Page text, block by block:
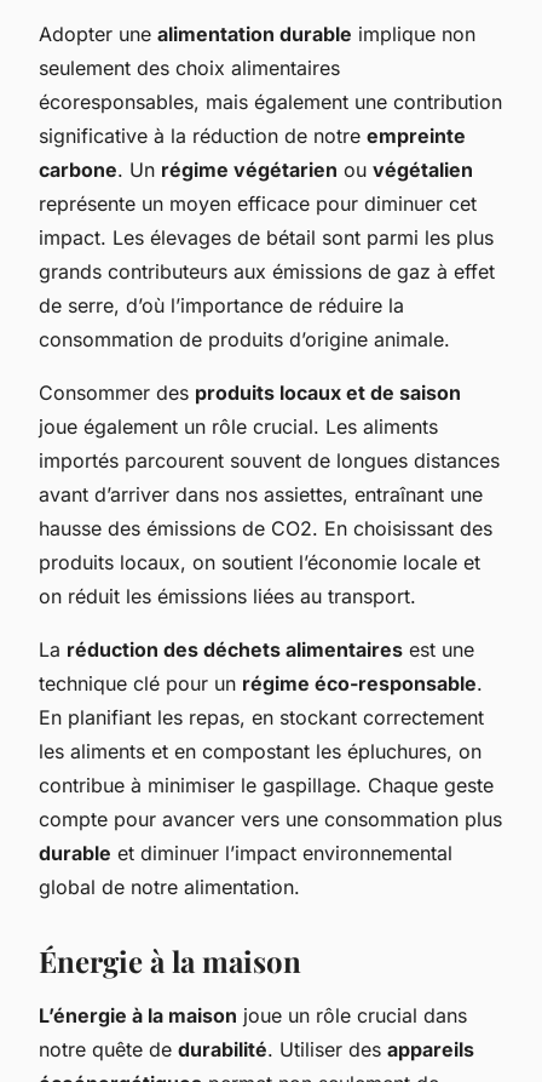
Adopter une alimentation durable implique non
seulement des choix alimentaires
écoresponsables, mais également une contribution
significative à la réduction de notre empreinte
carbone. Un régime végétarien ou végétalien
représente un moyen efficace pour diminuer cet
impact. Les élevages de bétail sont parmi les plus
grands contributeurs aux émissions de gaz à effet
de serre, d’où l’importance de réduire la
consommation de produits d’origine animale.
Consommer des produits locaux et de saison
joue également un rôle crucial. Les aliments
importés parcourent souvent de longues distances
avant d’arriver dans nos assiettes, entraînant une
hausse des émissions de CO2. En choisissant des
produits locaux, on soutient l’économie locale et
on réduit les émissions liées au transport.
La réduction des déchets alimentaires est une
technique clé pour un régime éco-responsable.
En planifiant les repas, en stockant correctement
les aliments et en compostant les épluchures, on
contribue à minimiser le gaspillage. Chaque geste
compte pour avancer vers une consommation plus
durable et diminuer l’impact environnemental
global de notre alimentation.
Énergie à la maison
L’énergie à la maison joue un rôle crucial dans
notre quête de durabilité. Utiliser des appareils